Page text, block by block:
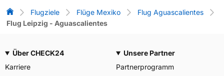
Flug-Vergleich
Flugziele Flüge Mexiko
Flug Aguascalientes
Flug Leipzig - Aguascalientes
Über CHECK24
Karriere
Unsere Partner
Partnerprogramm